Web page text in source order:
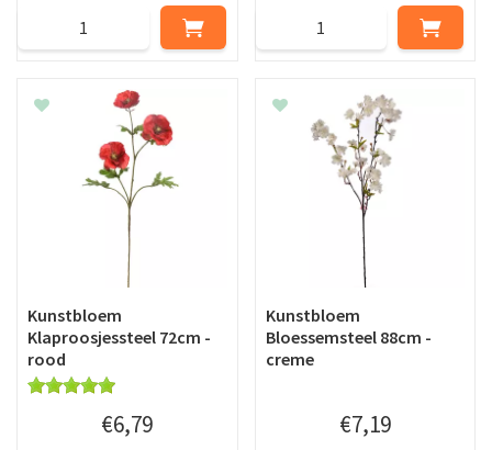
Kunstbloem
Klaproosjessteel 72cm -
rood
€6,79
Kunstbloem
Bloessemsteel 88cm -
creme
€7,19